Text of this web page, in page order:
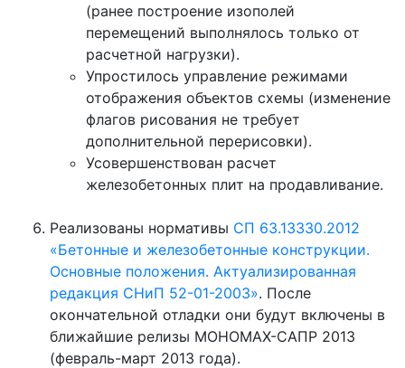
(ранее построение изополей
перемещений выполнялось только от
расчетной нагрузки).
Упростилось управление режимами
отображения объектов схемы (изменение
флагов рисования не требует
дополнительной перерисовки).
Усовершенствован расчет
железобетонных плит на продавливание.
Реализованы нормативы СП 63.13330.2012
«Бетонные и железобетонные конструкции.
Основные положения. Актуализированная
редакция СНиП 52-01-2003». После
окончательной отладки они будут включены в
ближайшие релизы МОНОМАХ-САПР 2013
(февраль-март 2013 года).